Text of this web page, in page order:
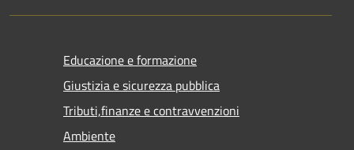
Educazione e formazione
Giustizia e sicurezza pubblica
Tributi,finanze e contravvenzioni
Ambiente